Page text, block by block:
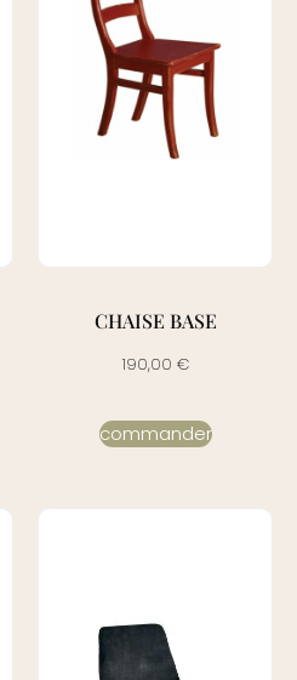
CHAISE BASE
190,00 €
commander